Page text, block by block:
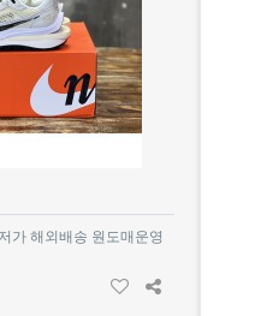
가 해외배송 원도매운영